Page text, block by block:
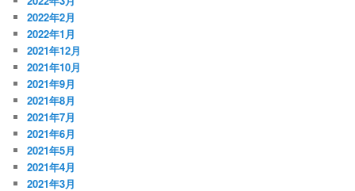
2022年2月
2022年1月
2021年12月
2021年10月
2021年9月
2021年8月
2021年7月
2021年6月
2021年5月
2021年4月
2021年3月